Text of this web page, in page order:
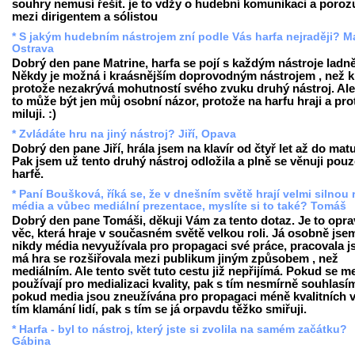
souhry nemusí řešit. je to vdžy o hudební komunikaci a
mezi dirigentem a sólistou
* S jakým hudebním nástrojem zní podle Vás harfa nejraději?
Ostrava
Dobrý den pane Matrine, harfa se pojí s každým nástroje
Někdy je možná i kraásnějším doprovodným nástrojem , než
protože nezakrývá mohutností svého zvuku druhý nástroj.
to může být jen můj osobní názor, protože na harfu hraji a
miluji. :)
* Zvládáte hru na jiný nástroj? Jiří, Opava
Dobrý den pane Jiří, hrála jsem na klavír od čtyř let až do
Pak jsem už tento druhý nástroj odložila a plně se věnuji
harfě.
* Paní Boušková, říká se, že v dnešním světě hrají velmi silnou
média a vůbec mediální prezentace, myslíte si to také? Tomáš
Dobrý den pane Tomáši, děkuji Vám za tento dotaz. Je to
věc, která hraje v současném světě velkou roli. Já osobně
nikdy média nevyužívala pro propagaci své práce, pracovala
má hra se rozšiřovala mezi publikum jiným způsobem , než
mediálním. Ale tento svět tuto cestu již nepřijímá. Pokud se
používají pro medializaci kvality, pak s tím nesmírně
pokud media jsou zneužívána pro propagaci méně kvalitních
tím klamání lidí, pak s tím se já orpavdu těžko smiřuji.
* Harfa - byl to nástroj, který jste si zvolila na samém začátku?
Gábina